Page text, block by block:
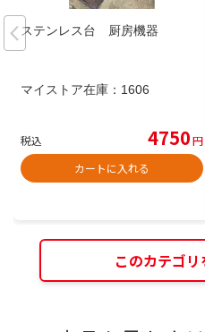
ステンレス台 厨房機器
マイストア在庫： 1606
税込 4750円
カートに入れる
このカテゴ